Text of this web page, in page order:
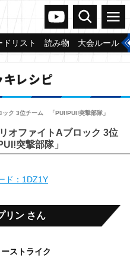
ヴァンガードch
検索 メニュー
ドリスト 読み物 大会ルール
レシピ
ック 3位チーム 「PUI!PUI!突撃部隊」
オファイトAブロック 3位
突撃部隊」
ド：1DZ1Y
ン さん
ストライク